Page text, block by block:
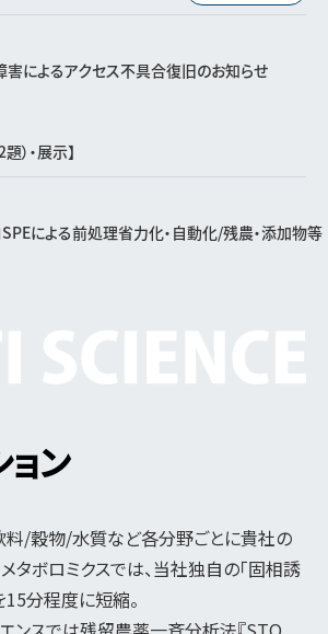
害によるアクセス不具合復旧のお知らせ
）・展示】
SPEによる前処理省力化・自動化/残農・添加物等
ン
料/穀物/水質など各分野ごとに貴社の
タボロミクスでは、当社独自の「固相誘
分程度に短縮。